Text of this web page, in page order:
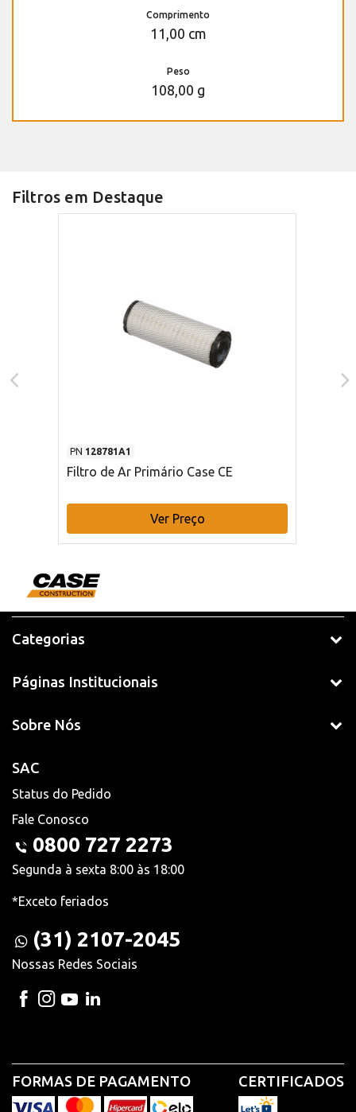
Comprimento
11,00 cm
Peso
108,00 g
Filtros em Destaque
PN 128781A1
Filtro de Ar Primário Case CE
Ver Preço
Categorias
Páginas Institucionais
Sobre Nós
SAC
Status do Pedido
Fale Conosco
0800 727 2273
Segunda à sexta 8:00 às 18:00
*Exceto feriados
(31) 2107-2045
Nossas Redes Sociais
FORMAS DE PAGAMENTO CERTIFICADOS